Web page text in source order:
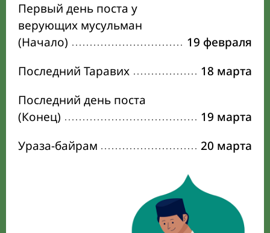
Первый день поста у
верующих мусульман
(Начало)
19 февраля
Последний Таравих
18 марта
Последний день поста
(Конец)
19 марта
Ураза-байрам
20 марта